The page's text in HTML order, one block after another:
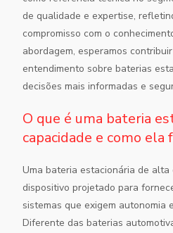
de qualidade e expertise,
compromisso com o
abordagem, esperamos
entendimento sobre baterias
decisões mais informadas e
O que é uma bateria
capacidade e como ela
Uma bateria estacionária de alta
dispositivo projetado para
sistemas que exigem autonomia
Diferente das baterias